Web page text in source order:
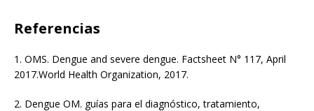
Referencias
1. OMS. Dengue and severe dengue. Factsheet N° 117, April
2017.World Health Organization, 2017.
2. Dengue OM. guías para el diagnóstico, tratamiento,